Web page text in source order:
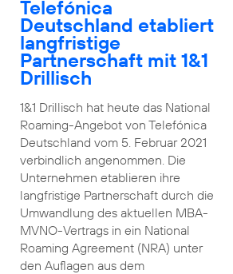
Telefónica
Deutschland etabliert
langfristige
Partnerschaft mit 1&1
Drillisch
1&1 Drillisch hat heute das National
Roaming-Angebot von Telefónica
Deutschland vom 5. Februar 2021
verbindlich angenommen. Die
Unternehmen etablieren ihre
langfristige Partnerschaft durch die
Umwandlung des aktuellen MBA-
MVNO-Vertrags in ein National
Roaming Agreement (NRA) unter
den Auflagen aus dem